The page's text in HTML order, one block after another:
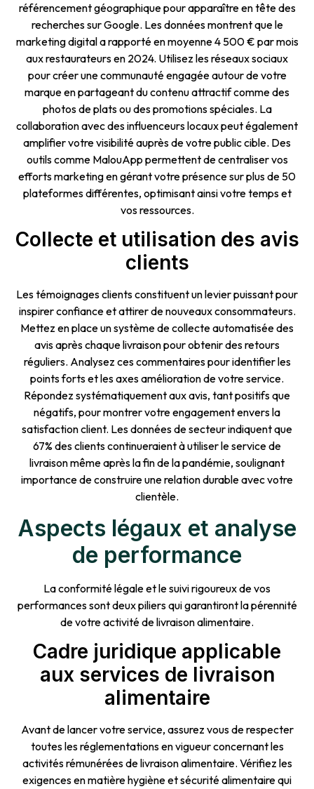
référencement géographique pour apparaître en tête des
recherches sur Google. Les données montrent que le
marketing digital a rapporté en moyenne 4 500 € par mois
aux restaurateurs en 2024. Utilisez les réseaux sociaux
pour créer une communauté engagée autour de votre
marque en partageant du contenu attractif comme des
photos de plats ou des promotions spéciales. La
collaboration avec des influenceurs locaux peut également
amplifier votre visibilité auprès de votre public cible. Des
outils comme MalouApp permettent de centraliser vos
efforts marketing en gérant votre présence sur plus de 50
plateformes différentes, optimisant ainsi votre temps et
vos ressources.
Collecte et utilisation des avis
clients
Les témoignages clients constituent un levier puissant pour
inspirer confiance et attirer de nouveaux consommateurs.
Mettez en place un système de collecte automatisée des
avis après chaque livraison pour obtenir des retours
réguliers. Analysez ces commentaires pour identifier les
points forts et les axes amélioration de votre service.
Répondez systématiquement aux avis, tant positifs que
négatifs, pour montrer votre engagement envers la
satisfaction client. Les données de secteur indiquent que
67% des clients continueraient à utiliser le service de
livraison même après la fin de la pandémie, soulignant
importance de construire une relation durable avec votre
clientèle.
Aspects légaux et analyse
de performance
La conformité légale et le suivi rigoureux de vos
performances sont deux piliers qui garantiront la pérennité
de votre activité de livraison alimentaire.
Cadre juridique applicable
aux services de livraison
alimentaire
Avant de lancer votre service, assurez vous de respecter
toutes les réglementations en vigueur concernant les
activités rémunérées de livraison alimentaire. Vérifiez les
exigences en matière hygiène et sécurité alimentaire qui